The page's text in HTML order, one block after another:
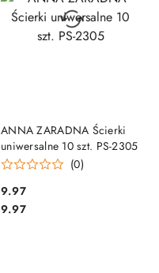
ANNA ZARADNA Ścierki
uniwersalne 10 szt. PS-2305
(0)
Cena:
9.97
Cena:
9.97
DO KOSZYKA